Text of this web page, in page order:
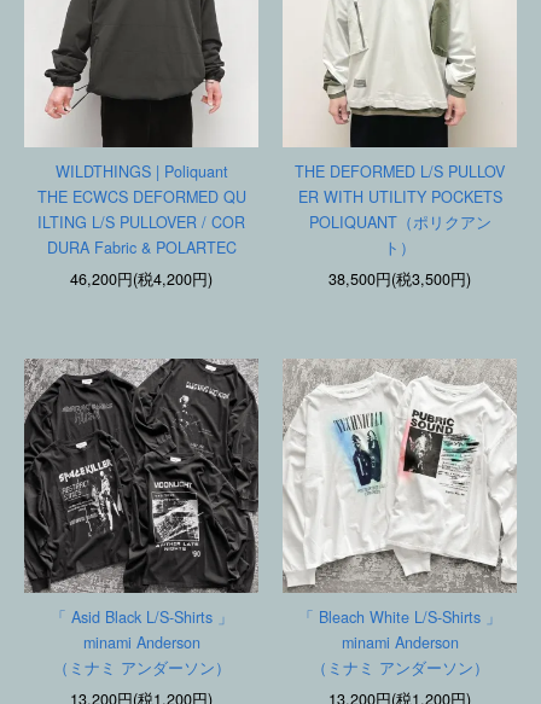
WILDTHINGS | Poliquant
THE ECWCS DEFORMED QU
ILTING L/S PULLOVER / COR
DURA Fabric & POLARTEC
46,200円(税4,200円)
THE DEFORMED L/S PULLOV
ER WITH UTILITY POCKETS
POLIQUANT（ポリクアン
ト）
38,500円(税3,500円)
「 Asid Black L/S-Shirts 」
minami Anderson
（ミナミ アンダーソン）
13,200円(税1,200円)
「 Bleach White L/S-Shirts 」
minami Anderson
（ミナミ アンダーソン）
13,200円(税1,200円)